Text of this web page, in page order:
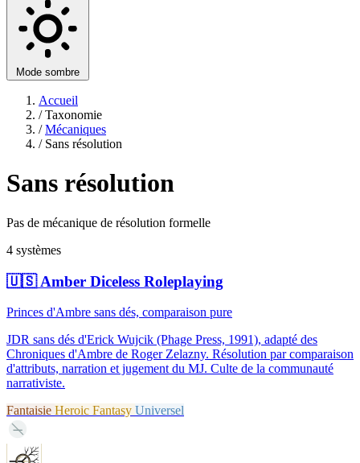
Mode sombre
Accueil
/ Taxonomie
/ Mécaniques
/ Sans résolution
Sans résolution
Pas de mécanique de résolution formelle
4 systèmes
🇺🇸Amber Diceless Roleplaying
Princes d'Ambre sans dés, comparaison pure
JDR sans dés d'Erick Wujcik (Phage Press, 1991), adapté des
Chroniques d'Ambre de Roger Zelazny. Résolution par comparaison
d'attributs, narration et jugement du MJ. Culte de la communauté
narrativiste.
Fantaisie Heroic Fantasy Universel
—